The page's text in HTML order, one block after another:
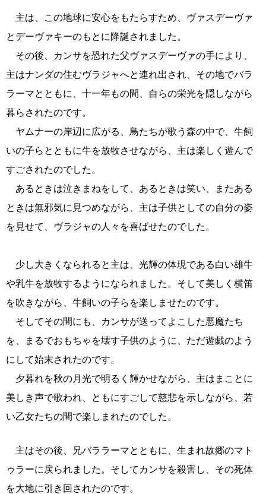
主は、この地球に安心をもたらすため、ヴァスデーヴァ
とデーヴァキーのもとに降誕されました。
その後、カンサを恐れた父ヴァスデーヴァの手により、
主はナンダの住むヴラジャへと連れ出され、その地でバラ
ラーマとともに、十一年もの間、自らの栄光を隠しながら
暮らされたのです。
ヤムナーの岸辺に広がる、鳥たちが歌う森の中で、牛飼
いの子らとともに牛を放牧させながら、主は楽しく遊んで
すごされたのでした。
あるときは泣きまねをして、あるときは笑い、またある
ときは無邪気に見つめながら、主は子供としての自分の姿
を見せて、ヴラジャの人々を喜ばせたのでした。
少し大きくなられると主は、光輝の体現である白い雄牛
や乳牛を放牧するようになられました。そして美しく横笛
を吹きながら、牛飼いの子らを楽しませたのです。
そしてその間にも、カンサが送ってよこした悪魔たち
を、まるでおもちゃを壊す子供のように、ただ遊戯のよう
にして始末されたのです。
夕暮れを秋の月光で明るく輝かせながら、主はまことに
美しき声で歌われ、ともにすごして慈悲を示しながら、若
い乙女たちの間で楽しまれたのでした。
主はその後、兄バララーマとともに、生まれ故郷のマト
ゥラーに戻られました。そしてカンサを殺害し、その死体
を大地に引き回されたのです。